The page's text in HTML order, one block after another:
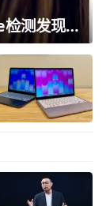
81款主流耳机全军覆没：ToxFree检测发现均含对人体有害化学物质